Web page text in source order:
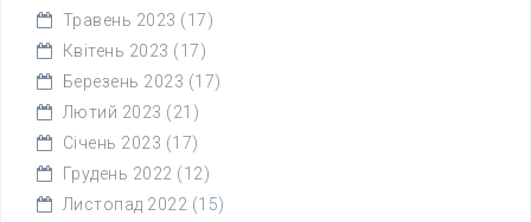
Травень 2023 (17)
Квітень 2023 (17)
Березень 2023 (17)
Лютий 2023 (21)
Січень 2023 (17)
Грудень 2022 (12)
Листопад 2022 (15)